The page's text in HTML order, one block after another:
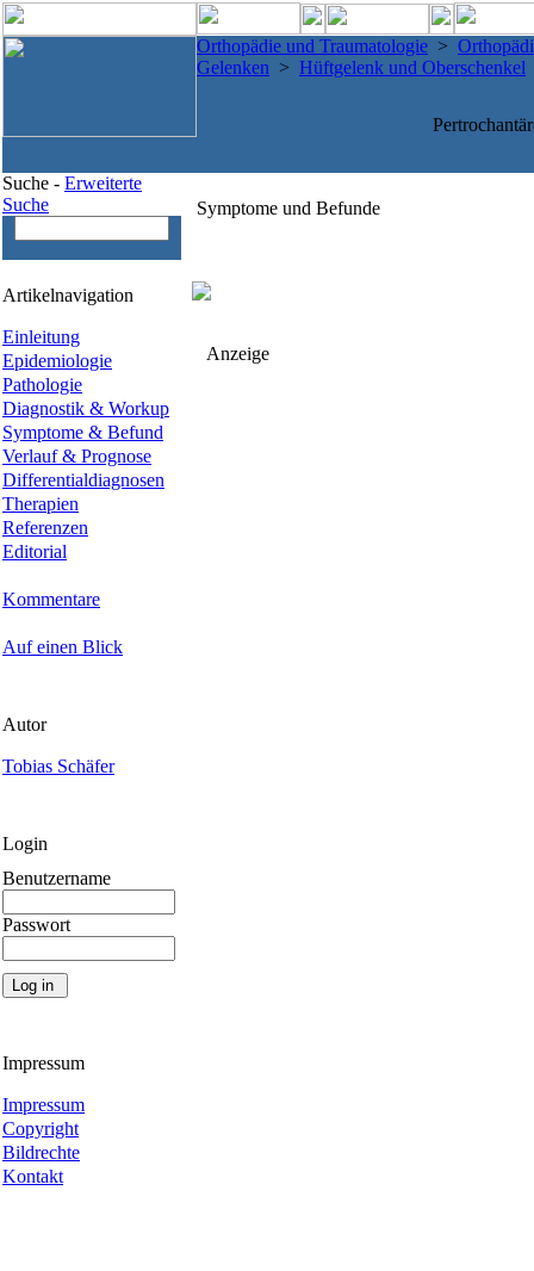
Orthopädie und Traumatologie >
Gelenken > Hüftgelenk und Oberschenkel
Suche - Erweiterte
Suche
Artikelnavigation
Einleitung
Epidemiologie
Pathologie
Diagnostik & Workup
Symptome & Befund
Verlauf & Prognose
Differentialdiagnosen
Therapien
Referenzen
Editorial
Kommentare
Auf einen Blick
Autor
Tobias Schäfer
Login
Benutzername
Passwort
Impressum
Impressum
Copyright
Bildrechte
Kontakt
Symptome und Befunde
Anzeige